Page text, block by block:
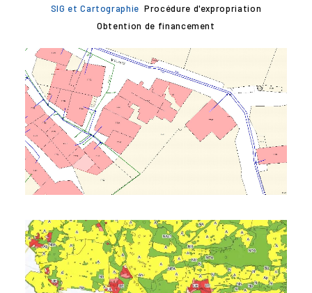
SIG et Cartographie Procédure d'expropriation
Obtention de financement
SIG Et Cartographie